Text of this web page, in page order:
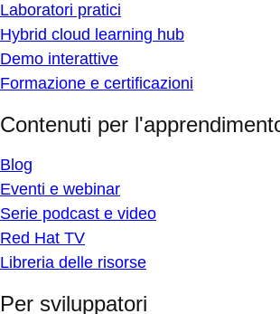
Laboratori pratici
Hybrid cloud learning hub
Demo interattive
Formazione e certificazioni
Contenuti per
Blog
Eventi e webinar
Serie podcast e video
Red Hat TV
Libreria delle risorse
Per sviluppatori